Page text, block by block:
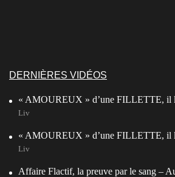
DERNIÈRES VIDÉOS
« AMOUREUX » d’une FILLETTE, il
Liv
« AMOUREUX » d’une FILLETTE, il
Liv
Affaire Flactif, la preuve par le sang –